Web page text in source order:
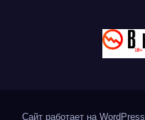
Сайт работает на WordPress